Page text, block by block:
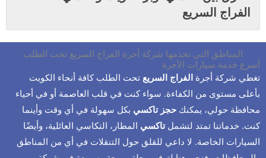
الفراج السريع
المناطق التي تخدمها شركة أجرة الفراج السريع تحت الطلب
أسرع خدمة سيارات الأجرة
تغطي شركة أجرة الفراج السريع تحت الطلب كافة أنحاء الكويت
بأعلى مستوى من الكفاءة. سواء كنت في قلب العاصمة أو في أحياء
محافظة حولي، يمكنك حجز تاكسي بكل سهولة في أي وقت وأينما
كنت. خدماتنا تمتد لتشملتاكسي المطار، التكاسي العائلية، وأيضًا
السيارات الخاصة. لا داعي للقلق حول التنقلات في أي من المناطق